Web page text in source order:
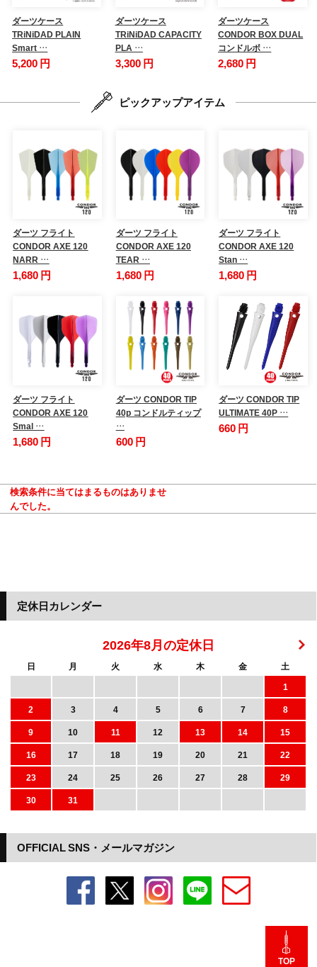
ダーツケース
TRiNiDAD PLAIN
Smart …
5,200 円
ダーツケース
TRiNiDAD CAPACITY
PLA …
3,300 円
ダーツケース
CONDOR BOX DUAL
コンドルボ …
2,680 円
ピックアップアイテム
ダーツ フライト
CONDOR AXE 120
NARR …
1,680 円
ダーツ フライト
CONDOR AXE 120
TEAR …
1,680 円
ダーツ フライト
CONDOR AXE 120
Stan …
1,680 円
ダーツ フライト
CONDOR AXE 120
Smal …
1,680 円
ダーツ CONDOR TIP
40p コンドルティップ
…
600 円
ダーツ CONDOR TIP
ULTIMATE 40P …
660 円
検索条件に当てはまるものはありませ
んでした。
OFFICIAL SNS・メールマガジン
定休日カレンダー
2026年8月の定休日
日 月 火 水 木 金
土
1
2
3 4 5 6 7
8
9
10 11 12 13 14
15
16
17 18 19 20 21
22
23
24 25 26 27 28
29
30
31
TOP